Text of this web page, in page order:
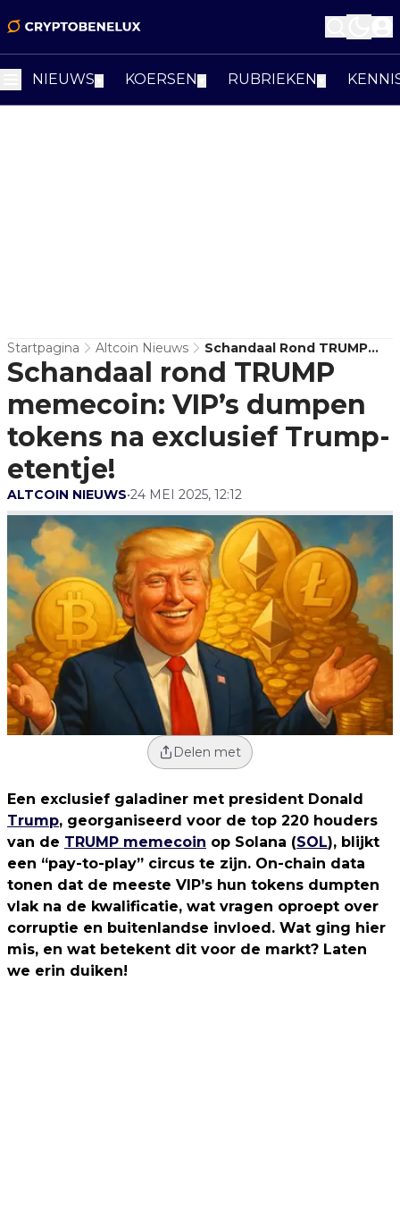
NIEUWS KOERSEN RUBRIEKEN
Startpagina Altcoin Nieuws
Schandaal Rond TRUMP
Memecoin: VIP’s Dumpen
Tokens Na Exclusief
Trump-Etentje!
Schandaal rond TRUMP
memecoin: VIP’s dumpen
tokens na exclusief Trump-
etentje!
ALTCOIN NIEUWS•24 MEI 2025, 12:12
Delen met
Een exclusief galadiner met president Donald
Trump, georganiseerd voor de top 220 houders
van de TRUMP memecoin op Solana (SOL), blijkt
een “pay-to-play” circus te zijn. On-chain data
tonen dat de meeste VIP’s hun tokens dumpten
vlak na de kwalificatie, wat vragen oproept over
corruptie en buitenlandse invloed. Wat ging hier
mis, en wat betekent dit voor de markt? Laten
we erin duiken!